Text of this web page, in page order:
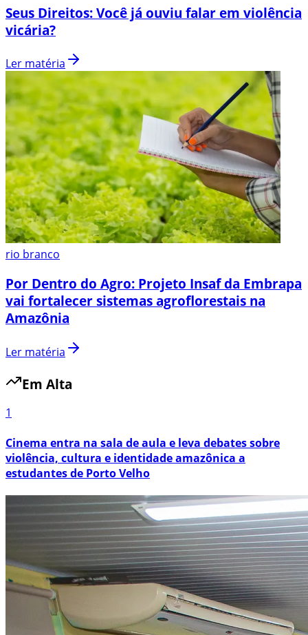
Seus Direitos: Você já ouviu falar em violência
vicária?
Ler matéria
rio branco
Por Dentro do Agro: Projeto Insaf da Embrapa
vai fortalecer sistemas agroflorestais na
Amazônia
Ler matéria
Em Alta
1
Cinema entra na sala de aula e leva debates sobre
violência, cultura e identidade amazônica a
estudantes de Porto Velho